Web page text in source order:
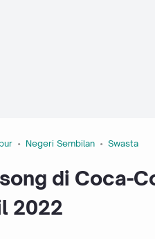
Negeri Sembilan Swasta
di Coca-
2022